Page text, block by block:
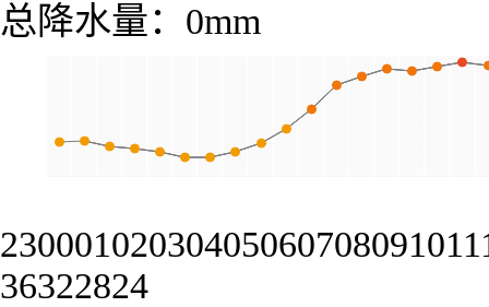
总降水量：0mm
23000102030405060708091011
36322824